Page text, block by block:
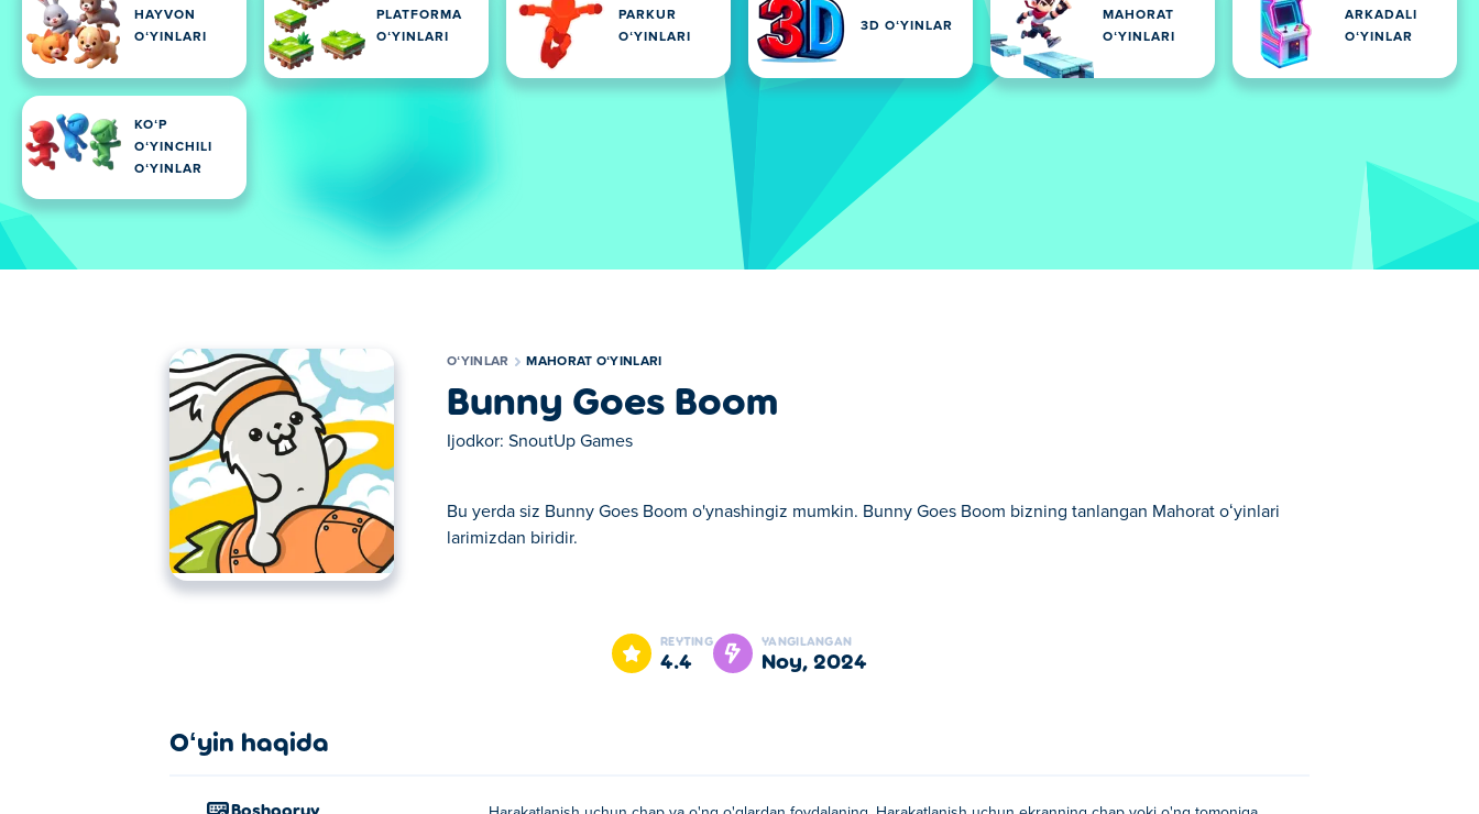
HAYVON
OʻYINLARI
PLATFORMA
OʻYINLARI
PARKUR
OʻYINLARI
3D OʻYINLAR
MAHORAT
OʻYINLARI
ARKADALI
OʻYINLAR
KOʻP
OʻYINCHILI
OʻYINLAR
OʻYINLAR MAHORAT OʻYINLARI
Bunny Goes Boom
Ijodkor: SnoutUp Games
Bu yerda siz Bunny Goes Boom o'ynashingiz mumkin. Bunny Goes Boom bizning tanlangan Mahorat oʻyinlari
larimizdan biridir.
Bu yerda siz Bunny Goes Boom o'ynashingiz mumkin. Bunny Goes Boom bizning tanlangan Mahorat oʻyinlari larimizdan biridir.
REYTING
4.4
YANGILANGAN
noy, 2024
Oʻyin haqida
Boshqaruv